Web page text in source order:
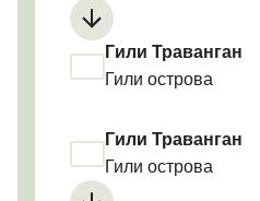
Гили Траванган
Гили острова
Гили Траванган
Гили острова